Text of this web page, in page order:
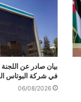
بيان صادر عن اللجنة
في شركة البوتاس
06/08/2026